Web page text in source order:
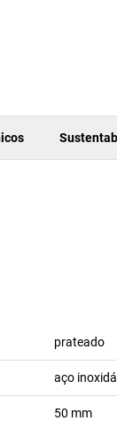
prateado
aço
50 mm